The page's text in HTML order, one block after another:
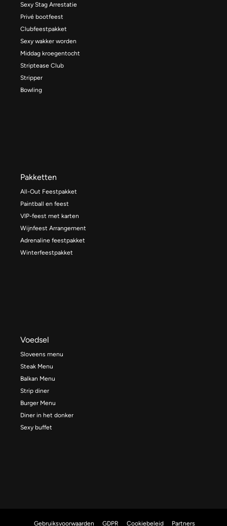
Sexy Stag Arrestatie
Privé bootfeest
Clubfeestpakket
Sexy wakker worden
Middag kroegentocht
Striptease Club
Stripper
Bowling
Pakketten
All-Out Feestpakket
Paintball en feest
VIP-feest met karten
Wijnfeest Arrangement
Adrenaline feestpakket
Winterfeestpakket
Voedsel
Sloveens menu
Steak Menu
Balkan Menu
Strip diner
Burger Menu
Diner in het donker
Sexy buffet
Gebruiksvoorwaarden GDPR Cookiebeleid Partners